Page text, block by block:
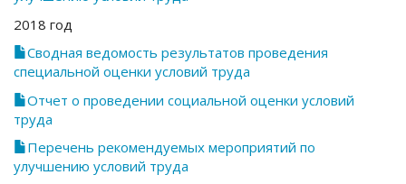
2018 год
Сводная ведомость результатов проведения
специальной оценки условий труда
Отчет о проведении социальной оценки условий
труда
Перечень рекомендуемых мероприятий по
улучшению условий труда